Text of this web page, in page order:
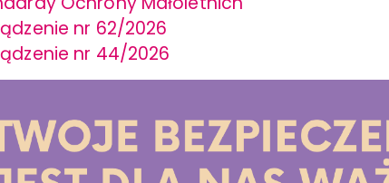
nr 62/2026
nr 44/2026